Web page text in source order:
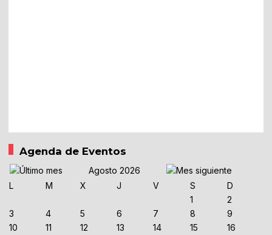
Agenda de Eventos
Agosto 2026
L
M X J V S
D
1
2
3
4 5 6 7 8
9
10
11 12 13 14 15
16